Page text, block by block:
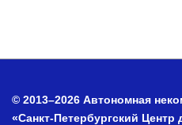
© 2013–2026 Автономная
«Санкт-Петербургский Центр